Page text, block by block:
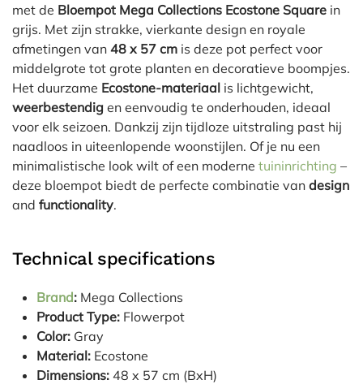
met de Bloempot Mega Collections Ecostone Square in
grijs. Met zijn strakke, vierkante design en royale
afmetingen van 48 x 57 cm is deze pot perfect voor
middelgrote tot grote planten en decoratieve boompjes.
Het duurzame Ecostone-materiaal is lichtgewicht,
weerbestendig en eenvoudig te onderhouden, ideaal
voor elk seizoen. Dankzij zijn tijdloze uitstraling past hij
naadloos in uiteenlopende woonstijlen. Of je nu een
minimalistische look wilt of een moderne tuininrichting –
deze bloempot biedt de perfecte combinatie van design
and functionality.
Technical specifications
Brand: Mega Collections
Product Type: Flowerpot
Color: Gray
Material: Ecostone
Dimensions: 48 x 57 cm (BxH)